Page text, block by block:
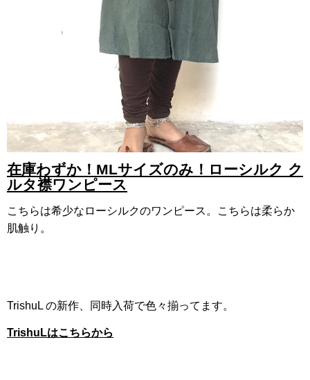
在庫わずか！MLサイズのみ！ローシルク ク
ルタ襟ワンピース
こちらは希少なローシルクのワンピース。こちらは柔らか
肌触り。
TrishuL の新作、同時入荷で色々揃ってます。
TrishuLはこちらから